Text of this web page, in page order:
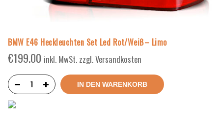
BMW E46 Heckleuchten Set Led Rot/Weiß– Limo
€199.00 inkl. MwSt. zzgl. Versandkosten
IN DEN WARENKORB